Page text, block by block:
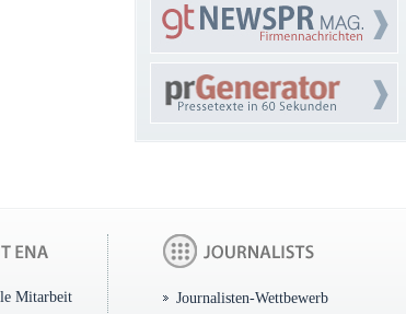
Mitarbeit
Journalisten-Wettbewerb